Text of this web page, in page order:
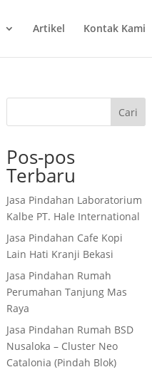
Artikel Kontak Kami
Cari
Pos-pos
Terbaru
Jasa Pindahan Laboratorium
Kalbe PT. Hale International
Jasa Pindahan Cafe Kopi
Lain Hati Kranji Bekasi
Jasa Pindahan Rumah
Perumahan Tanjung Mas
Raya
Jasa Pindahan Rumah BSD
Nusaloka – Cluster Neo
Catalonia (Pindah Blok)